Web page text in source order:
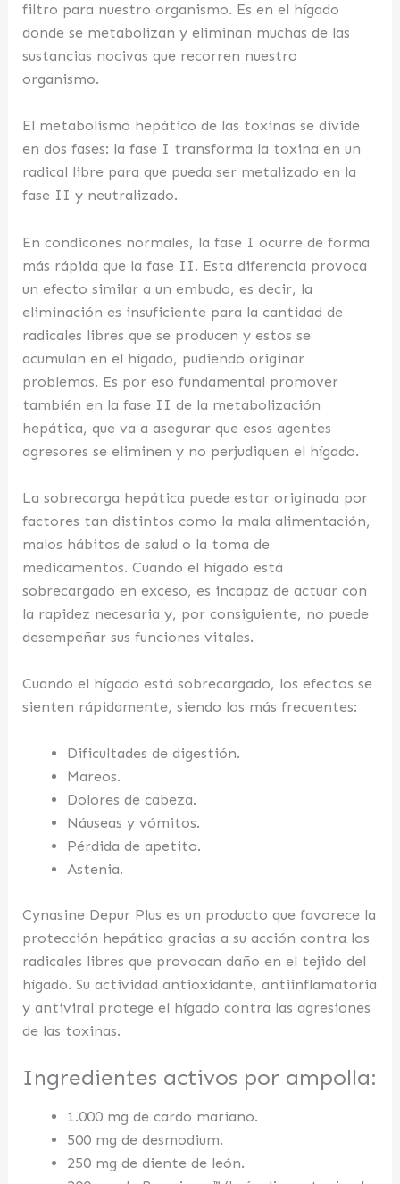
filtro para nuestro organismo. Es en el hígado
donde se metabolizan y eliminan muchas de las
sustancias nocivas que recorren nuestro
organismo.
El metabolismo hepático de las toxinas se divide
en dos fases: la fase I transforma la toxina en un
radical libre para que pueda ser metalizado en la
fase II y neutralizado.
En condicones normales, la fase I ocurre de forma
más rápida que la fase II. Esta diferencia provoca
un efecto similar a un embudo, es decir, la
eliminación es insuficiente para la cantidad de
radicales libres que se producen y estos se
acumulan en el hígado, pudiendo originar
problemas. Es por eso fundamental promover
también en la fase II de la metabolización
hepática, que va a asegurar que esos agentes
agresores se eliminen y no perjudiquen el hígado.
La sobrecarga hepática puede estar originada por
factores tan distintos como la mala alimentación,
malos hábitos de salud o la toma de
medicamentos. Cuando el hígado está
sobrecargado en exceso, es incapaz de actuar con
la rapidez necesaria y, por consiguiente, no puede
desempeñar sus funciones vitales.
Cuando el hígado está sobrecargado, los efectos se
sienten rápidamente, siendo los más frecuentes:
Dificultades de digestión.
Mareos.
Dolores de cabeza.
Náuseas y vómitos.
Pérdida de apetito.
Astenia.
Cynasine Depur Plus es un producto que favorece la
protección hepática gracias a su acción contra los
radicales libres que provocan daño en el tejido del
hígado. Su actividad antioxidante, antiinflamatoria
y antiviral protege el hígado contra las agresiones
de las toxinas.
Ingredientes activos por ampolla:
1.000 mg de cardo mariano.
500 mg de desmodium.
250 mg de diente de león.